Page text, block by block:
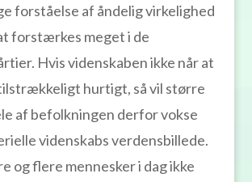
forståelse af åndelig virkelighed
forstærkes meget i de
Hvis videnskaben ikke når at
hurtigt, så vil større
af befolkningen derfor vokse
videnskabs verdensbillede.
og flere mennesker i dag ikke